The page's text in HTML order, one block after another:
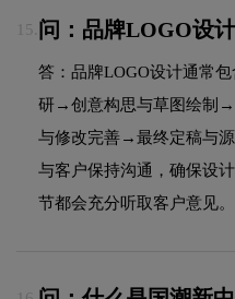
15. 问：品牌LOGO设
答：品牌LOGO设计通常
研→创意构思与草图绘制
与修改完善→最终定稿与
与客户保持沟通，确保设
节都会充分听取客户意见。